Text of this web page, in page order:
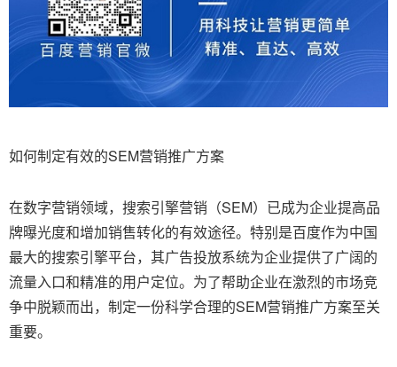
如何制定有效的SEM营销推广方案
在数字营销领域，搜索引擎营销（SEM）已成为企业提高品
牌曝光度和增加销售转化的有效途径。特别是百度作为中国
最大的搜索引擎平台，其广告投放系统为企业提供了广阔的
流量入口和精准的用户定位。为了帮助企业在激烈的市场竞
争中脱颖而出，制定一份科学合理的SEM营销推广方案至关
重要。